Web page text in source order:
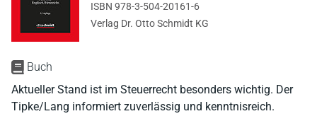
Buch
Aktueller Stand ist im Steuerrecht besonders wichtig. Der
Tipke/Lang informiert zuverlässig und kenntnisreich.
ISBN 978-3-504-20161-6
Verlag Dr. Otto Schmidt KG